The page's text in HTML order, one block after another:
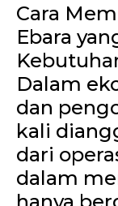
Cara
Ebara
Dalam
dan
kali
dari
dalam